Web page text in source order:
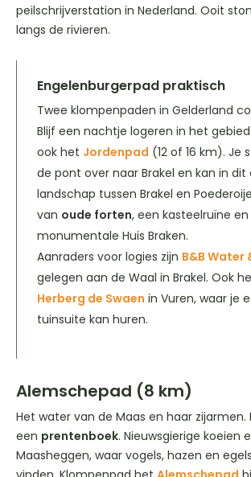
peilschrijverstation in Nederland. Ooit
langs de rivieren.
Engelenburgerpad praktisch
Twee klompenpaden in Gelderland
Blijf een nachtje logeren in het
ook het Jordenpad (12 of 16 km). Je
de pont over naar Brakel en kan in dit
landschap tussen Brakel en
van oude forten, een kasteelruïne
monumentale Huis Braken.
Aanraders voor logies zijn B&B Water
gelegen aan de Waal in Brakel. Ook
Herberg de Swaen in Vuren, waar je
tuinsuite kan huren.
Alemschepad (8 km)
Het water van de Maas en haar zijarmen.
een prentenboek. Nieuwsgierige koeien
Maasheggen, waar vogels, hazen en